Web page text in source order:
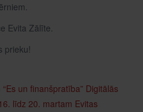
Evita Zālīte.
prieku!
un finanšpratība” Digitālās
līdz 20. martam Evitas